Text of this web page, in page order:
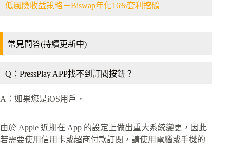
低風險收益策略－Biswap年化16%套利挖礦
常見問答(持續更新中)
Q：PressPlay APP找不到訂閱按鈕？
A：如果您是iOS用戶，
由於 Apple 近期在 App 的設定上做出重大系統變更，因此
若需要使用信用卡或超商付款訂閱，請使用電腦或手機的